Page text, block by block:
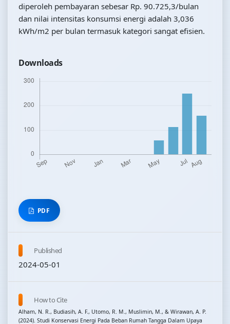
diperoleh pembayaran sebesar Rp. 90.725,3/bulan
dan nilai intensitas konsumsi energi adalah 3,036
kWh/m2 per bulan termasuk kategori sangat efisien.
Downloads
PDF
Published
2024-05-01
How to Cite
Alham, N. R., Budiasih, A. F., Utomo, R. M., Muslimin, M., & Wirawan, A. P.
(2024). Studi Konservasi Energi Pada Beban Rumah Tangga Dalam Upaya